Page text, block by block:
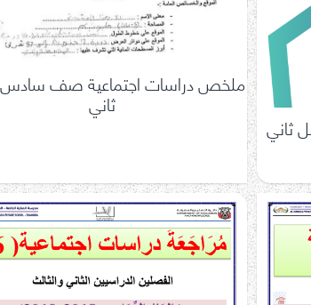
ثاني
ملخص دراسات اجتماعية صف
ثاني